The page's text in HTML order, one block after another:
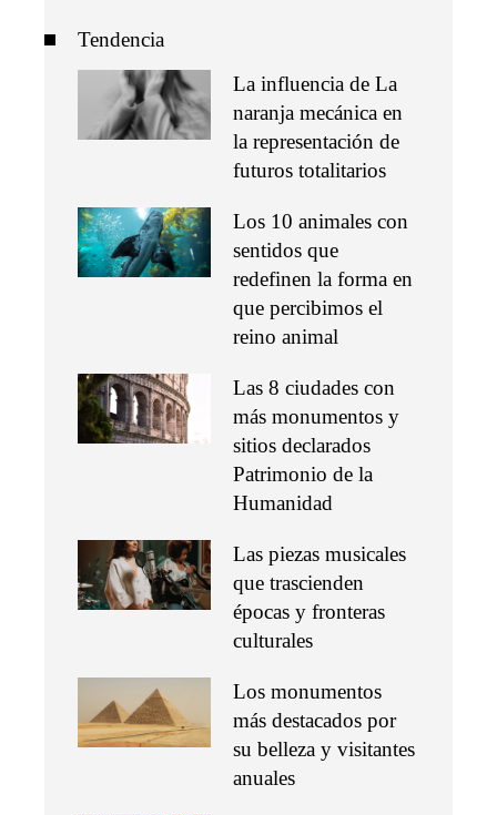
Tendencia
La influencia de La
naranja mecánica en
la representación de
futuros totalitarios
Los 10 animales con
sentidos que
redefinen la forma en
que percibimos el
reino animal
Las 8 ciudades con
más monumentos y
sitios declarados
Patrimonio de la
Humanidad
Las piezas musicales
que trascienden
épocas y fronteras
culturales
Los monumentos
más destacados por
su belleza y visitantes
anuales